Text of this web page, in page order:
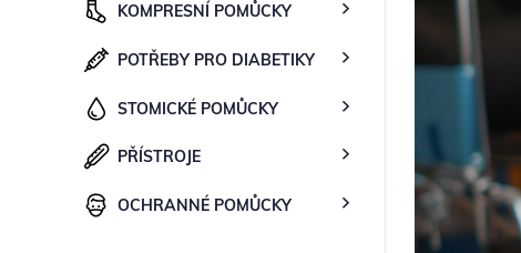
KOMPRESNÍ POMŮCKY
POTŘEBY PRO DIABETIKY
STOMICKÉ POMŮCKY
PŘÍSTROJE
OCHRANNÉ POMŮCKY